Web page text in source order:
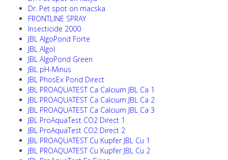
Dr. Pet spot on macska
FRONTLINE SPRAY
Insecticide 2000
JBL AlgoPond Forte
JBL Algol
JBL AlgoPond Green
JBL pH-Minus
JBL PhosEx Pond Direct
JBL PROAQUATEST Ca Calcium JBL Ca 1
JBL PROAQUATEST Ca Calcium JBL Ca 2
JBL PROAQUATEST Ca Calcium JBL Ca 3
JBL ProAquaTest CO2 Direct 1
JBL ProAquaTest CO2 Direct 2
JBL PROAQUATEST Cu Kupfer JBL Cu 1
JBL PROAQUATEST Cu Kupfer JBL Cu 2